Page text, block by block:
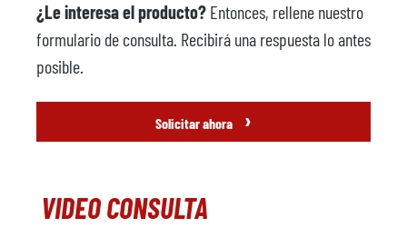
¿Le interesa el producto? Entonces, rellene nuestro
formulario de consulta. Recibirá una respuesta lo antes
posible.
Solicitar ahora ›
VIDEO CONSULTA